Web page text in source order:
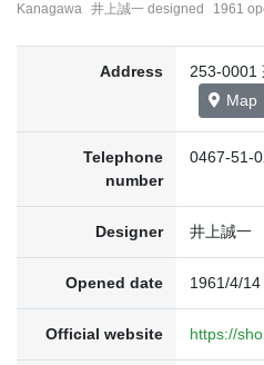
Kanagawa 井上誠一 designed 1961
Address
253-0001
Map
Telephone
number
0467-51-
Designer 井上誠一
Opened date 1961/4/14
Official website https://